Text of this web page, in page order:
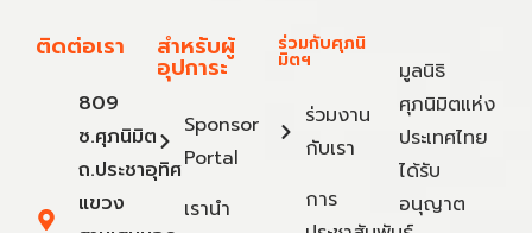
ติดต่อเรา
809
ซ.ศุภนิมิต
ถ.ประชาอุทิศ
แขวง
สำหรับผู้
อุปการะ
Sponsor
Portal
เรานำ
ร่วมกับศุภนิ
มิตฯ
ร่วมงาน
กับเรา
การ
มูลนิธิ
ศุภนิมิตแห่ง
ประเทศไทย
ได้รับ
อนุญาต